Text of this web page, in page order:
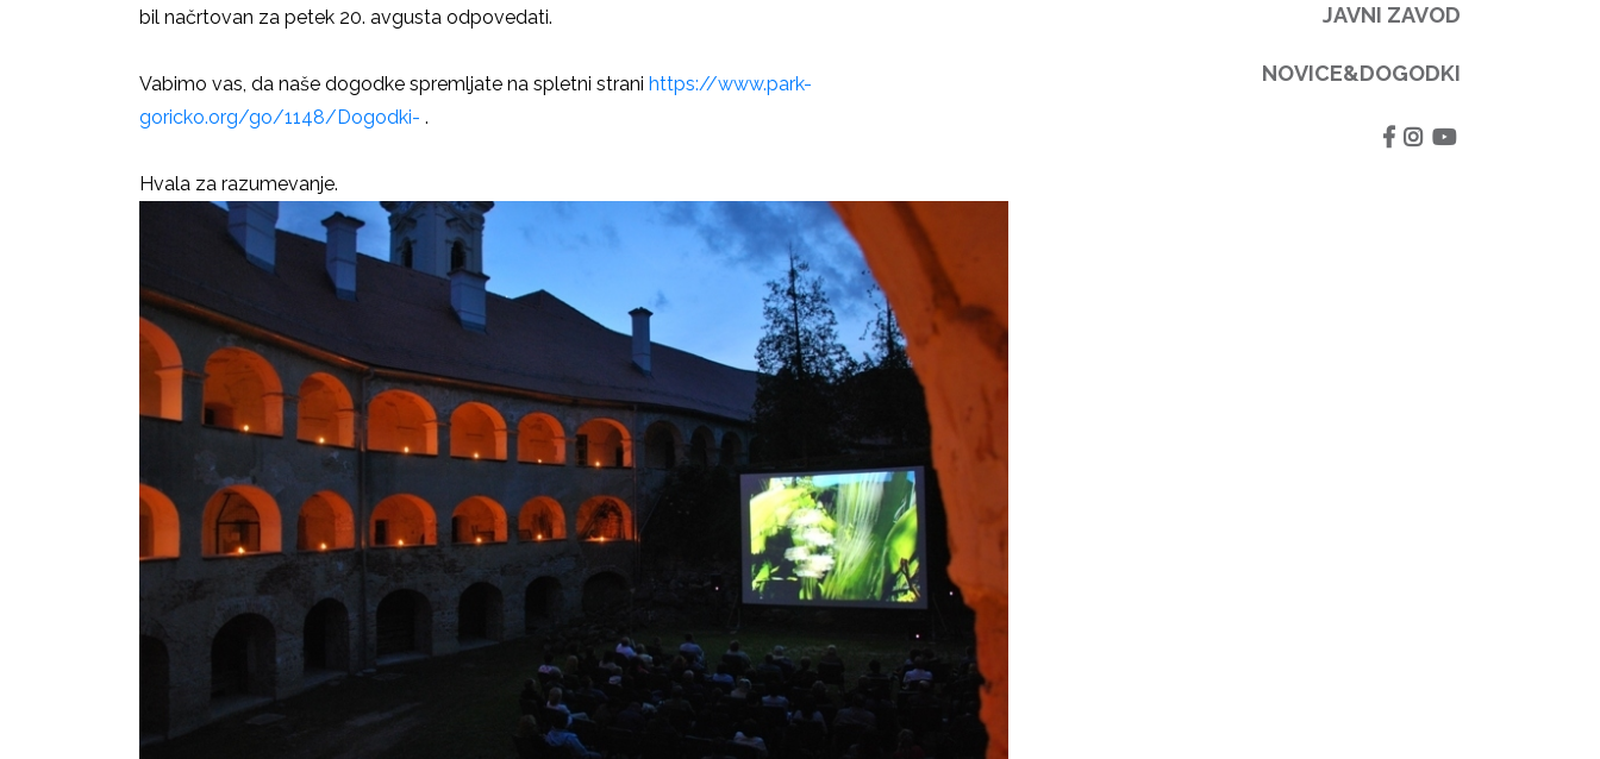
bil načrtovan za petek 20. avgusta odpovedati.
Vabimo vas, da naše dogodke spremljate na spletni strani https://www.park-
goricko.org/go/1148/Dogodki- .
Hvala za razumevanje.
JAVNI ZAVOD
NOVICE&DOGODKI